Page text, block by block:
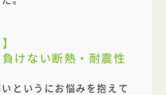
けない断熱・耐震性
というにお悩みを抱えて